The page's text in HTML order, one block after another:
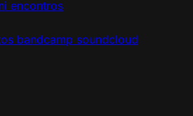
encontros
bandcamp soundcloud